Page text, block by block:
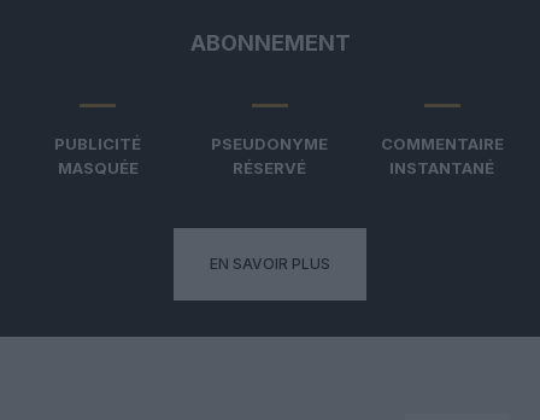
ABONNEMENT
PUBLICITÉ
MASQUÉE
PSEUDONYME
RÉSERVÉ
COMMENTAIRE
INSTANTANÉ
EN SAVOIR PLUS